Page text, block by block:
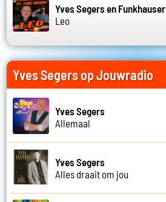
Yves Segers en Funkhauser
Leo
Yves Segers op Jouwradio
Yves Segers
Allemaal
Yves Segers
Alles draait om jou